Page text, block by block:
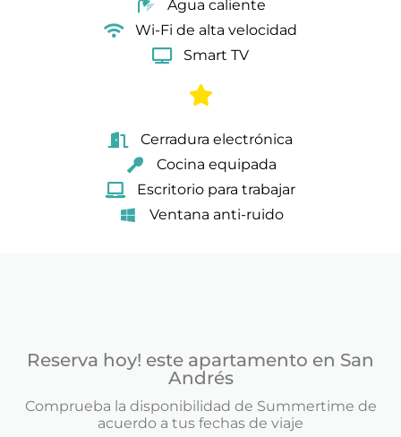
Agua caliente
Wi-Fi de alta velocidad
Smart TV
Cerradura electrónica
Cocina equipada
Escritorio para trabajar
Ventana anti-ruido
Reserva hoy! este apartamento en San
Andrés
Comprueba la disponibilidad de Summertime de
acuerdo a tus fechas de viaje